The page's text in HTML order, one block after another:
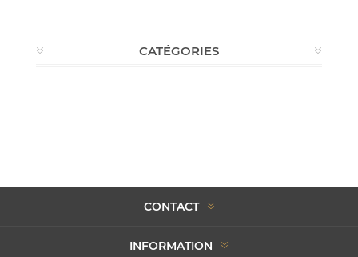
CATÉGORIES
CONTACT
INFORMATION